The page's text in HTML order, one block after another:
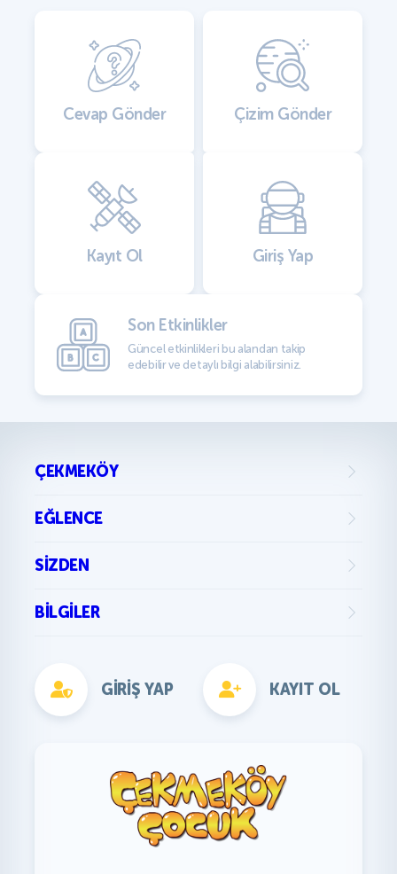
Cevap Gönder Çizim Gönder
Kayıt Ol Giriş Yap
Son Etkinlikler
Güncel etkinlikleri bu alandan takip
edebilir ve detaylı bilgi alabilirsiniz.
ÇEKMEKÖY
EĞLENCE
SIZDEN
BILGILER
GIRIŞ YAP KAYIT OL